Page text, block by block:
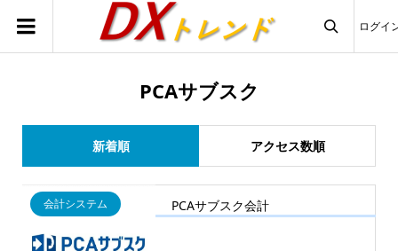
ログイ
PCAサブスク
新着順 アクセス数順
会計システム PCAサブスク会計